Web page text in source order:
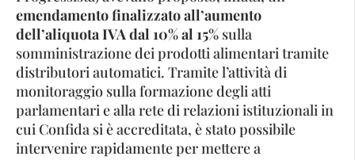
emendamento finalizzato all’aumento
dell’aliquota IVA dal 10% al 15% sulla
somministrazione dei prodotti alimentari tramite
distributori automatici. Tramite l’attività di
monitoraggio sulla formazione degli atti
parlamentari e alla rete di relazioni istituzionali in
cui Confida si è accreditata, è stato possibile
intervenire rapidamente per mettere a